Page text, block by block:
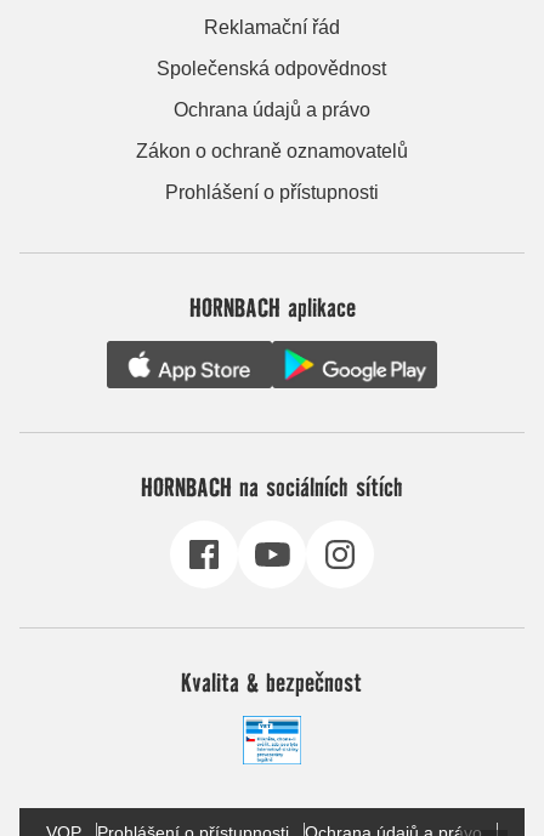
Reklamační řád
Společenská odpovědnost
Ochrana údajů a právo
Zákon o ochraně oznamovatelů
Prohlášení o přístupnosti
HORNBACH aplikace
HORNBACH na sociálních sítích
Kvalita & bezpečnost